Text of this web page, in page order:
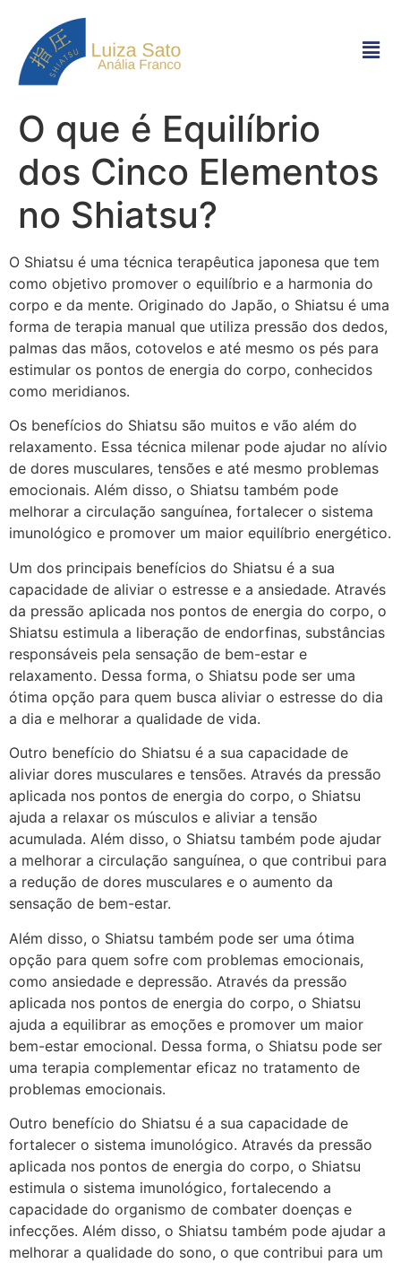
O que é Equilíbrio
dos Cinco Elementos
no Shiatsu?
O Shiatsu é uma técnica terapêutica japonesa que tem
como objetivo promover o equilíbrio e a harmonia do
corpo e da mente. Originado do Japão, o Shiatsu é uma
forma de terapia manual que utiliza pressão dos dedos,
palmas das mãos, cotovelos e até mesmo os pés para
estimular os pontos de energia do corpo, conhecidos
como meridianos.
Os benefícios do Shiatsu são muitos e vão além do
relaxamento. Essa técnica milenar pode ajudar no alívio
de dores musculares, tensões e até mesmo problemas
emocionais. Além disso, o Shiatsu também pode
melhorar a circulação sanguínea, fortalecer o sistema
imunológico e promover um maior equilíbrio energético.
Um dos principais benefícios do Shiatsu é a sua
capacidade de aliviar o estresse e a ansiedade. Através
da pressão aplicada nos pontos de energia do corpo, o
Shiatsu estimula a liberação de endorfinas, substâncias
responsáveis pela sensação de bem-estar e
relaxamento. Dessa forma, o Shiatsu pode ser uma
ótima opção para quem busca aliviar o estresse do dia
a dia e melhorar a qualidade de vida.
Outro benefício do Shiatsu é a sua capacidade de
aliviar dores musculares e tensões. Através da pressão
aplicada nos pontos de energia do corpo, o Shiatsu
ajuda a relaxar os músculos e aliviar a tensão
acumulada. Além disso, o Shiatsu também pode ajudar
a melhorar a circulação sanguínea, o que contribui para
a redução de dores musculares e o aumento da
sensação de bem-estar.
Além disso, o Shiatsu também pode ser uma ótima
opção para quem sofre com problemas emocionais,
como ansiedade e depressão. Através da pressão
aplicada nos pontos de energia do corpo, o Shiatsu
ajuda a equilibrar as emoções e promover um maior
bem-estar emocional. Dessa forma, o Shiatsu pode ser
uma terapia complementar eficaz no tratamento de
problemas emocionais.
Outro benefício do Shiatsu é a sua capacidade de
fortalecer o sistema imunológico. Através da pressão
aplicada nos pontos de energia do corpo, o Shiatsu
estimula o sistema imunológico, fortalecendo a
capacidade do organismo de combater doenças e
infecções. Além disso, o Shiatsu também pode ajudar a
melhorar a qualidade do sono, o que contribui para um